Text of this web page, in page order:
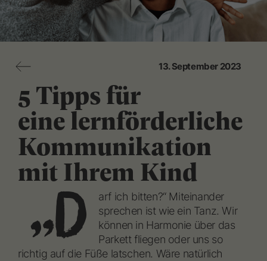
13. September 2023
5 Tipps für
eine lernförderliche
Kommunikation
mit Ihrem Kind
„D
arf ich bitten?“ Miteinander
sprechen ist wie ein Tanz. Wir
können in Harmonie über das
Parkett fliegen oder uns so
richtig auf die Füße latschen. Wäre natürlich